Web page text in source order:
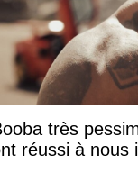
très
réussi à nous